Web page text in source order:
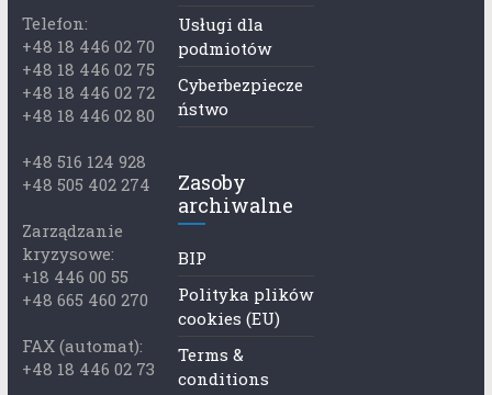
Telefon:
+48 18 446 02 70
+48 18 446 02 75
+48 18 446 02 72
+48 18 446 02 80
+48 516 124 928
+48 505 402 274
Zarządzanie
kryzysowe:
+18 446 00 55
+48 665 460 270
FAX (automat):
+48 18 446 02 73
Usługi dla
podmiotów
Cyberbezpiecze
ństwo
Zasoby
archiwalne
BIP
Polityka plików
cookies (EU)
Terms &
conditions